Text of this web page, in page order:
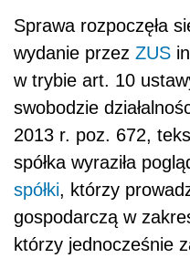
Sprawa rozpoczęła
wydanie przez ZUS
w trybie art. 10
swobodzie
2013 r. poz. 672,
spółka wyraziła
spółki, którzy
gospodarczą w
którzy jednocześnie